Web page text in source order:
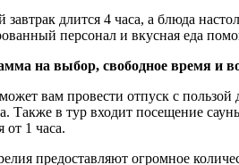
завтрак длится 4 часа, а блюда
персонал и вкусная еда
на выбор, свободное время и
вам провести отпуск с
Также в тур входит посещение
от 1 часа.
предоставляют огромное